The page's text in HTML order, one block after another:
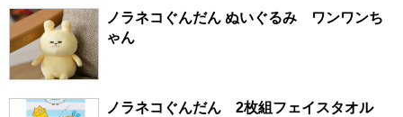
ノラネコぐんだん ぬいぐるみ ワンワンち
ゃん
ノラネコぐんだん 2枚組フェイスタオル